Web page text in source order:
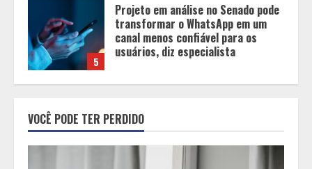
1
Entrada na escolinha não significa
o fim da amamentação: 6 dicas
para manter o aleitamento nessa
fase
universitário: adultos que
conciliam estudo, trabalho e
família
VOCÊ PODE TER PERDIDO